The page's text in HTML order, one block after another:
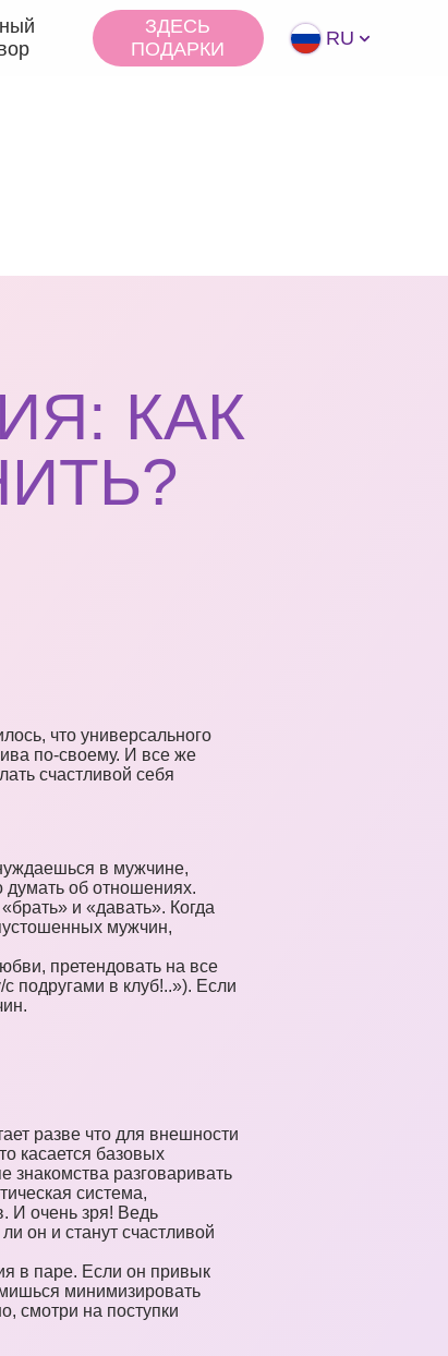
ЗДЕСЬ
ПОДАРКИ
RU
КАК
что универсального
по-своему. И все же
счастливой себя
в мужчине,
думать об отношениях.
и «давать». Когда
мужчин,
претендовать на все
подругами в клуб!..»). Если
разве что для внешности
касается базовых
разговаривать
система,
И очень зря! Ведь
он и станут счастливой
в паре. Если он привык
минимизировать
смотри на поступки